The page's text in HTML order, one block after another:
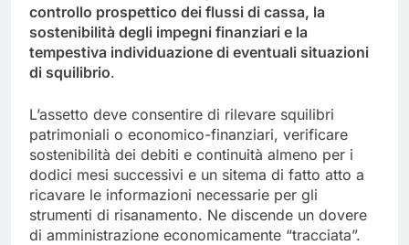
controllo prospettico dei flussi di cassa, la
sostenibilità degli impegni finanziari e la
tempestiva individuazione di eventuali situazioni
di squilibrio.
L’assetto deve consentire di rilevare squilibri
patrimoniali o economico-finanziari, verificare
sostenibilità dei debiti e continuità almeno per i
dodici mesi successivi e un sitema di fatto atto a
ricavare le informazioni necessarie per gli
strumenti di risanamento. Ne discende un dovere
di amministrazione economicamente “tracciata”.